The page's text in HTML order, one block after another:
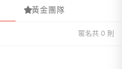
黃金團隊
匿名共 0 則